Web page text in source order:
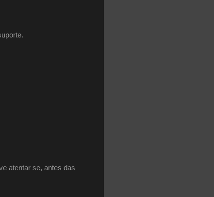
atentar se, antes das